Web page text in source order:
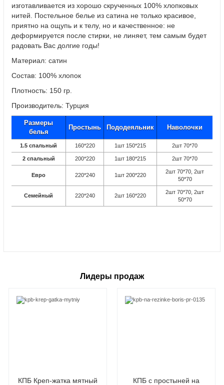
изготавливается из хорошо скрученных 100% хлопковых
нитей. Постельное белье из сатина не только красивое,
приятно на ощупь и к телу, но и качественное: не
деформируется после стирки, не линяет, тем самым будет
радовать Вас долгие годы!
Материал: сатин
Состав: 100% хлопок
Плотность: 150 гр.
Производитель: Турция
Размеры
белья
Простынь Пододеяльник Наволочки
1.5 спальный 160*220 1шт 150*215 2шт 70*70
2 спальный 200*220 1шт 180*215 2шт 70*70
Евро 220*240 1шт 200*220
2шт 70*70, 2шт
50*70
Семейный 220*240 2шт 160*220
2шт 70*70, 2шт
50*70
Лидеры продаж
КПБ Креп-жатка мятный
КПБ с простыней на